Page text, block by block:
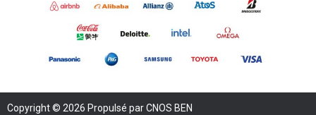
Copyright © 2026 Propulsé par CNOS BEN